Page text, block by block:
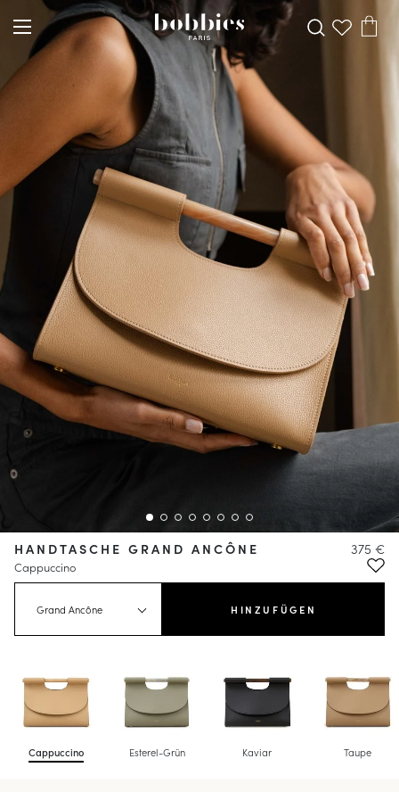
HANDTASCHE GRAND ANCÔNE
Cappuccino
375 €
Grand Ancône HINZUFÜGEN
Cappuccino Esterel-Grün Kaviar Taupe